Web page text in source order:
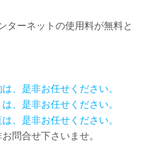
ターネットの使用料が無料と
、是非お任せください。
、是非お任せください。
、是非お任せください。
問合せ下さいませ。